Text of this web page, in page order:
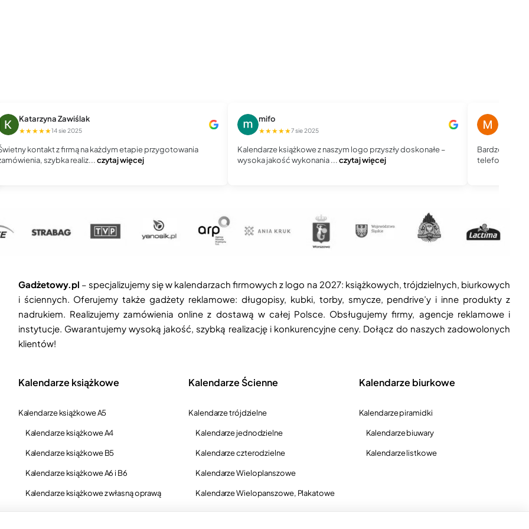
Katarzyna Zawiślak
★★★★★14 sie 2025
Świetny kontakt z firmą na każdym etapie przygotowania
zamówienia, szybka realiz...czytaj więcej
mifo
★★★★★7 sie 2025
Kalendarze książkowe z naszym logo przyszły doskonałe –
wysoka jakość wykonania ...czytaj więcej
Bardzo dobry
telefoniczny,
Gadżetowy.pl – specjalizujemy się w kalendarzach firmowych z logo na 2027: książkowych, trójdzielnych, biurkowych
i ściennych. Oferujemy także gadżety reklamowe: długopisy, kubki, torby, smycze, pendrive’y i inne produkty z
nadrukiem. Realizujemy zamówienia online z dostawą w całej Polsce. Obsługujemy firmy, agencje reklamowe i
instytucje. Gwarantujemy wysoką jakość, szybką realizację i konkurencyjne ceny. Dołącz do naszych zadowolonych
klientów!
Kalendarze książkowe
Kalendarze książkowe A5
Kalendarze książkowe A4
Kalendarze książkowe B5
Kalendarze książkowe A6 i B6
Kalendarze książkowe z własną oprawą
Kalendarze Ścienne
Kalendarze trójdzielne
Kalendarze jednodzielne
Kalendarze czterodzielne
Kalendarze Wieloplanszowe
Kalendarze Wielopanszowe, Plakatowe
Kalendarze biurkowe
Kalendarze piramidki
Kalendarze biuwary
Kalendarze listkowe